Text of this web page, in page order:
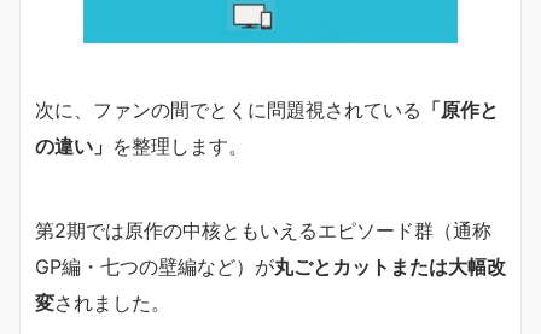
次に、ファンの間でとくに問題視されている 「原作と
の違い」 を整理します。
第2期では原作の中核ともいえるエピソード群（通称
GP編・七つの壁編など）が丸ごとカットまたは大幅改
変されました。